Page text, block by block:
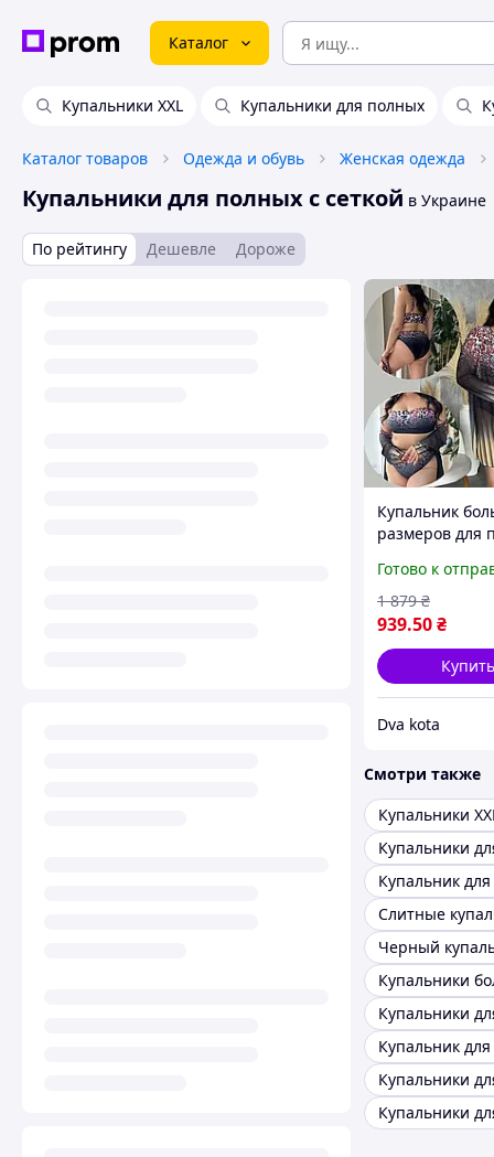
Каталог
Купальники XXL Купальники для полных
Каталог товаров Одежда и обувь Женская одежда
Купальники для полных с сеткой в Украине
По рейтингу Дешевле Дороже
Купальник
размеров для
леопардовый
купальник и
сетка
Готово к
939.50₴
1 879 ₴
Купить
Dva kota
Смотри также
Купальники